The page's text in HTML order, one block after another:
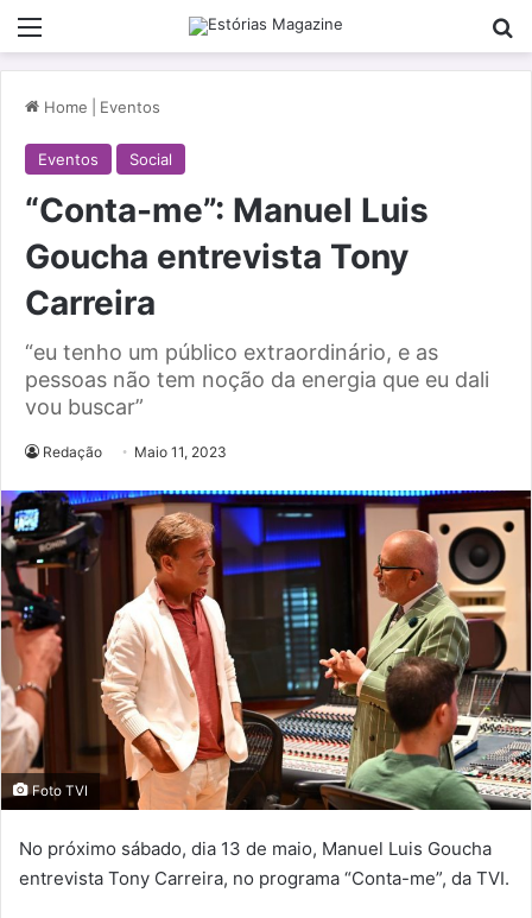
Menu
Home Eventos
Eventos Social
“Conta-me”: Manuel Luis
Goucha entrevista Tony
Carreira
“eu tenho um público extraordinário, e as
pessoas não tem noção da energia que eu dali
vou buscar”
Redação Maio 11, 2023
Foto TVI
No próximo sábado, dia 13 de maio, Manuel Luis Goucha
entrevista Tony Carreira, no programa “Conta-me”, da TVI.